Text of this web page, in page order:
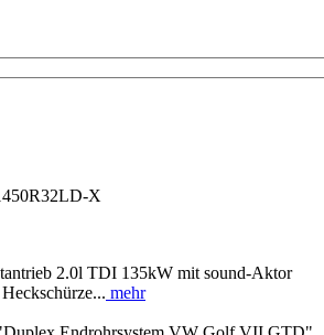
X
2.0l TDI 135kW mit sound-Aktor
mehr